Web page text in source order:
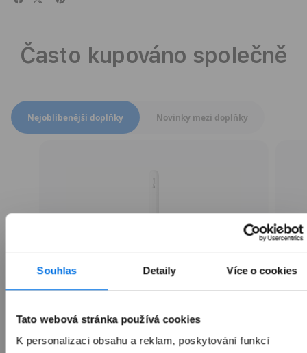
Souhlas Detaily Více o cookies
Tato webová stránka používá cookies
K personalizaci obsahu a reklam, poskytování funkcí
Často kupováno společně
Přepnout zobrazení produktů
Nejoblíbenější doplňky Novinky mezi doplňky